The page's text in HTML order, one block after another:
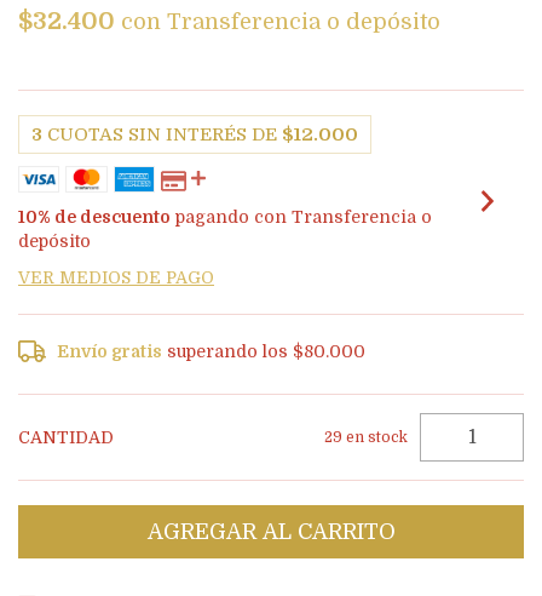
$32.400 con Transferencia o depósito
3 CUOTAS SIN INTERÉS DE $12.000
10% de descuento pagando con Transferencia o
depósito
VER MEDIOS DE PAGO
Envío gratis superando los $80.000
CANTIDAD 29 en stock